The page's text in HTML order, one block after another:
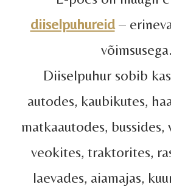
diiselpuhureid –
võimsusega.
Diiselpuhur sobib
autodes, kaubikutes,
matkaautodes, bussides,
veokites, traktorites,
laevades, aiamajas,